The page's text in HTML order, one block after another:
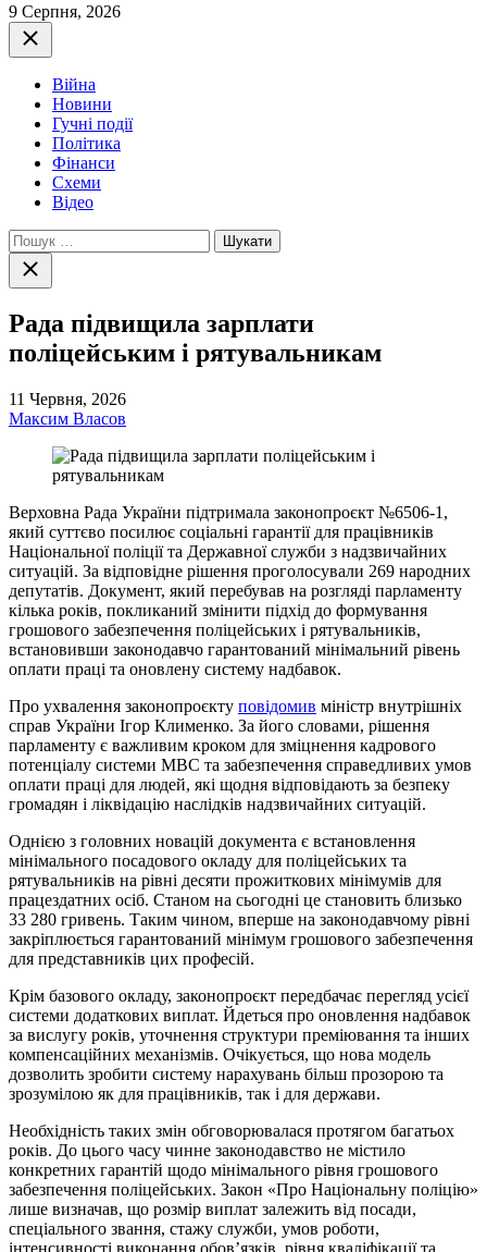
9 Серпня, 2026
Закрити
Війна
Новини
Гучні події
Політика
Фінанси
Схеми
Відео
Пошук:
Закрити
пошук
Рада підвищила зарплати
поліцейським і рятувальникам
11 Червня, 2026
Максим Власов
Верховна Рада України підтримала законопроєкт №6506-1,
який суттєво посилює соціальні гарантії для працівників
Національної поліції та Державної служби з надзвичайних
ситуацій. За відповідне рішення проголосували 269 народних
депутатів. Документ, який перебував на розгляді парламенту
кілька років, покликаний змінити підхід до формування
грошового забезпечення поліцейських і рятувальників,
встановивши законодавчо гарантований мінімальний рівень
оплати праці та оновлену систему надбавок.
Про ухвалення законопроєкту повідомив міністр внутрішніх
справ України Ігор Клименко. За його словами, рішення
парламенту є важливим кроком для зміцнення кадрового
потенціалу системи МВС та забезпечення справедливих умов
оплати праці для людей, які щодня відповідають за безпеку
громадян і ліквідацію наслідків надзвичайних ситуацій.
Однією з головних новацій документа є встановлення
мінімального посадового окладу для поліцейських та
рятувальників на рівні десяти прожиткових мінімумів для
працездатних осіб. Станом на сьогодні це становить близько
33 280 гривень. Таким чином, вперше на законодавчому рівні
закріплюється гарантований мінімум грошового забезпечення
для представників цих професій.
Крім базового окладу, законопроєкт передбачає перегляд усієї
системи додаткових виплат. Йдеться про оновлення надбавок
за вислугу років, уточнення структури преміювання та інших
компенсаційних механізмів. Очікується, що нова модель
дозволить зробити систему нарахувань більш прозорою та
зрозумілою як для працівників, так і для держави.
Необхідність таких змін обговорювалася протягом багатьох
років. До цього часу чинне законодавство не містило
конкретних гарантій щодо мінімального рівня грошового
забезпечення поліцейських. Закон «Про Національну поліцію»
лише визначав, що розмір виплат залежить від посади,
спеціального звання, стажу служби, умов роботи,